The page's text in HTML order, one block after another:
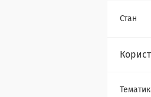
Стан